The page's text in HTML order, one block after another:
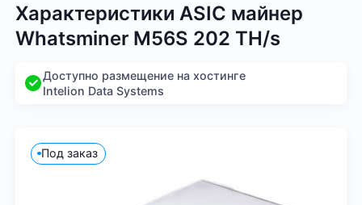
Характеристики ASIC майнер
Whatsminer M56S 202 TH/s
Доступно размещение на хостинге
Intelion Data Systems
Под заказ